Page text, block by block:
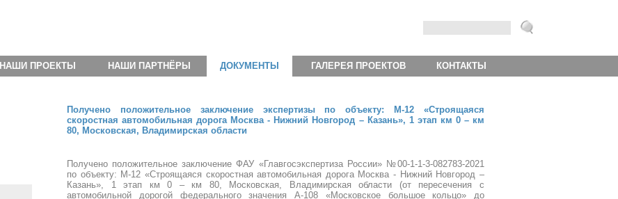
НАШИ ПРОЕКТЫ НАШИ ПАРТНЁРЫ ДОКУМЕНТЫ ГАЛЕРЕЯ ПРОЕКТОВ КОНТАКТЫ
Получено положительное заключение экспертизы по объекту: М-12 «Строящаяся
скоростная автомобильная дорога Москва - Нижний Новгород – Казань», 1 этап км 0 – км
80, Московская, Владимирская области
Получено положительное заключение ФАУ «Главгосэкспертиза России» №00-1-1-3-082783-2021
по объекту: М-12 «Строящаяся скоростная автомобильная дорога Москва - Нижний Новгород –
Казань», 1 этап км 0 – км 80, Московская, Владимирская области (от пересечения с
автомобильной дорогой федерального значения А-108 «Московское большое кольцо» до